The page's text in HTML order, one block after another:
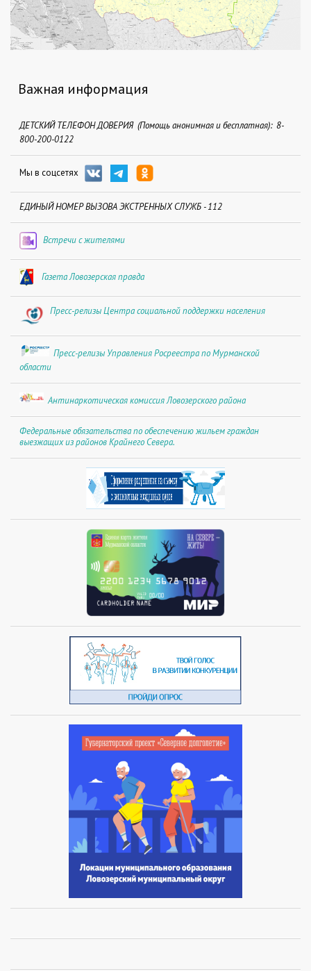
Важная информация
ДЕТСКИЙ ТЕЛЕФОН ДОВЕРИЯ (Помощь анонимная и бесплатная): 8-
800-200-0122
Мы в соцсетях
ЕДИНЫЙ НОМЕР ВЫЗОВА ЭКСТРЕННЫХ СЛУЖБ - 112
Встречи с жителями
Газета Ловозерская правда
Пресс-релизы Центра социальной поддержки населения
Пресс-релизы Управления Росреестра по Мурманской
области
Антинаркотическая комиссия Ловозерского района
Федеральные обязательства по обеспечению жильем граждан
выезжащих из районов Крайнего Севера.